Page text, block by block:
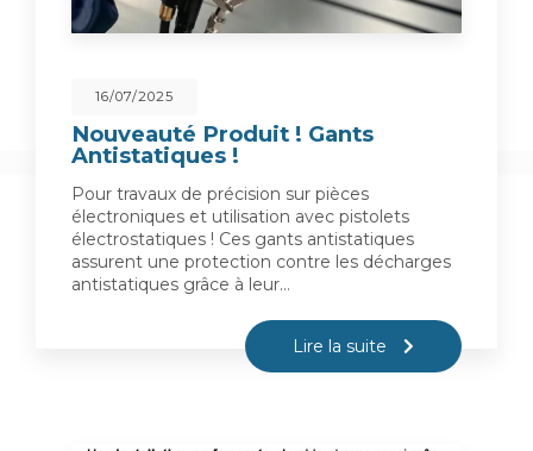
16/07/2025
Nouveauté Produit ! Gants
Antistatiques !
Pour travaux de précision sur pièces
électroniques et utilisation avec pistolets
électrostatiques ! Ces gants antistatiques
assurent une protection contre les décharges
antistatiques grâce à leur…
Lire la suite